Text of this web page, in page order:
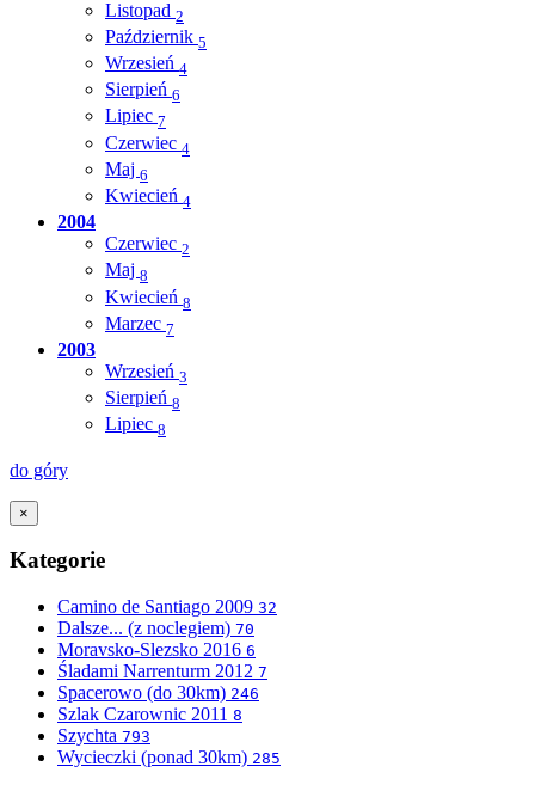
Listopad 2
Październik 5
Wrzesień 4
Sierpień 6
Lipiec 7
Czerwiec 4
Maj 6
Kwiecień 4
2004
Czerwiec 2
Maj 8
Kwiecień 8
Marzec 7
2003
Wrzesień 3
Sierpień 8
Lipiec 8
do góry
×
Kategorie
Camino de Santiago 2009 32
Dalsze... (z noclegiem) 70
Moravsko-Slezsko 2016 6
Śladami Narrenturm 2012 7
Spacerowo (do 30km) 246
Szlak Czarownic 2011 8
Szychta 793
Wycieczki (ponad 30km) 285